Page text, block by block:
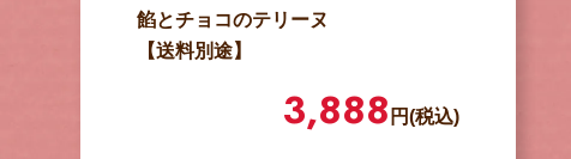
餡とチョコのテリーヌ
【送料別途】
3,888 円(税込)